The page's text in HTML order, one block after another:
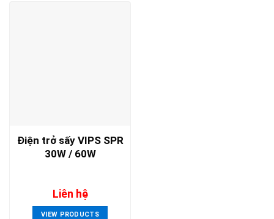
Điện trở sấy VIPS SPR
30W / 60W
Liên hệ
VIEW PRODUCTS